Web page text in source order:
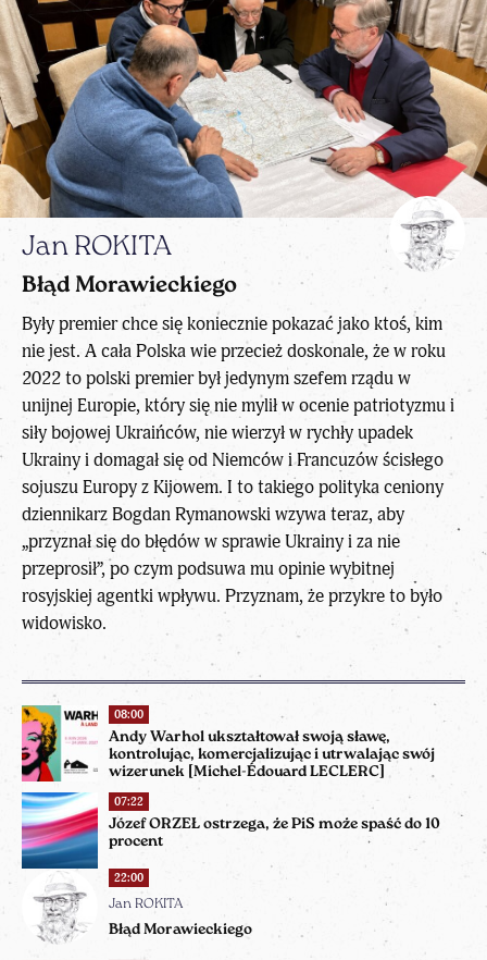
08:00
Andy Warhol ukształtował swoją sławę,
kontrolując, komercjalizując i utrwalając swój
wizerunek [Michel-Édouard LECLERC]
07:22
Józef ORZEŁ ostrzega, że PiS może spaść do 10
procent
22:00
Jan ROKITA
Błąd Morawieckiego
Jan ROKITA
Błąd Morawieckiego
Były premier chce się koniecznie pokazać jako ktoś, kim
nie jest. A cała Polska wie przecież doskonale, że w roku
2022 to polski premier był jedynym szefem rządu w
unijnej Europie, który się nie mylił w ocenie patriotyzmu i
siły bojowej Ukraińców, nie wierzył w rychły upadek
Ukrainy i domagał się od Niemców i Francuzów ścisłego
sojuszu Europy z Kijowem. I to takiego polityka ceniony
dziennikarz Bogdan Rymanowski wzywa teraz, aby
„przyznał się do błędów w sprawie Ukrainy i za nie
przeprosił”, po czym podsuwa mu opinie wybitnej
rosyjskiej agentki wpływu. Przyznam, że przykre to było
widowisko.